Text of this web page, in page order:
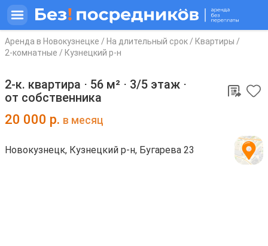
Аренда в Новокузнецке / На длительный срок / Квартиры /
2-комнатные / Кузнецкий р-н
2-к. квартира ⋅ 56 м² ⋅ 3/5 этаж ⋅
от собственника
20 000 р. в месяц
Новокузнецк, Кузнецкий р-н, Бугарева 23